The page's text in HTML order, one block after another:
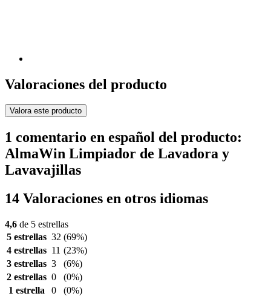
Valoraciones del producto
Valora este producto
1 comentario en español del producto:
AlmaWin Limpiador de Lavadora y
Lavavajillas
14 Valoraciones en otros idiomas
4,6 de 5 estrellas
5 estrellas 32 (69%)
4 estrellas 11 (23%)
3 estrellas 3
(6%)
2 estrellas 0
(0%)
1 estrella
0 (0%)